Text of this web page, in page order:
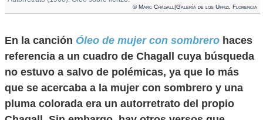
© Marc Chagall|Galería de los Uffizi. Florencia
En la canción Óleo de mujer con sombrero haces
referencia a un cuadro de Chagall cuya búsqueda
no estuvo a salvo de polémicas, ya que lo más
que se acercaba a la mujer con sombrero y una
pluma colorada era un autorretrato del propio